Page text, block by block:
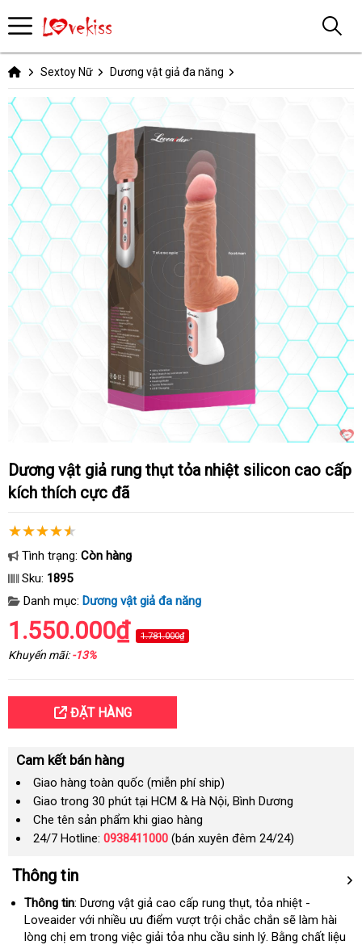
Sextoy Nữ Dương vật giả đa năng
Dương vật giả rung thụt tỏa nhiệt silicon cao cấp
kích thích cực đã
Tình trạng: Còn hàng
Sku: 1895
Danh mục: Dương vật giả đa năng
1.550.000₫ 1.781.000₫
Khuyến mãi:-13%
ĐẶT HÀNG
Cam kết bán hàng
Giao hàng toàn quốc (miễn phí ship)
Giao trong 30 phút tại HCM & Hà Nội, Bình Dương
Che tên sản phẩm khi giao hàng
24/7 Hotline: 0938411000 (bán xuyên đêm 24/24)
Thông tin
Thông tin: Dương vật giả cao cấp rung thụtmiễn
phí
, tỏa nhiệt -
Loveaider khách
hàng
với nhiều ưu điểm vượt trội chắc chắn bỏ
sỉ
sẽ làm hài
lòng chị em trong việc giải tỏa nhu cầu sinh lýlấy
. Bằng chất liệu